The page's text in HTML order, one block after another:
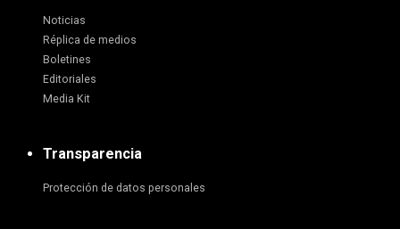
Noticias
Réplica de medios
Boletines
Editoriales
Media Kit
Transparencia
Protección de datos personales